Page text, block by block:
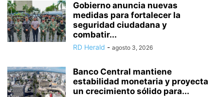
Gobierno anuncia nuevas
medidas para fortalecer la
seguridad ciudadana y
combatir...
RD Herald - agosto 3, 2026
Banco Central mantiene
estabilidad monetaria y proyecta
un crecimiento sólido para...